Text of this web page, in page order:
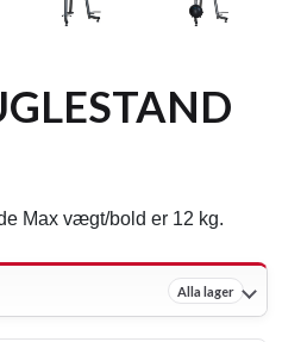
Max vægt/bold er 12 kg.
Alla lager